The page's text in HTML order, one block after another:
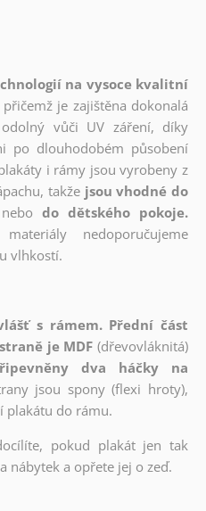
na vysoce kvalitní
přičemž je zajištěna dokonalá
vůči UV záření, díky
po dlouhodobém působení
i rámy jsou vyrobeny z
takže jsou vhodné do
do dětského pokoje.
nedoporučujeme
vlhkostí.
s rámem. Přední část
je MDF (dřevovláknitá)
dva háčky na
jsou spony (flexi hroty),
plakátu do rámu.
pokud plakát jen tak
nábytek a opřete jej o zeď.